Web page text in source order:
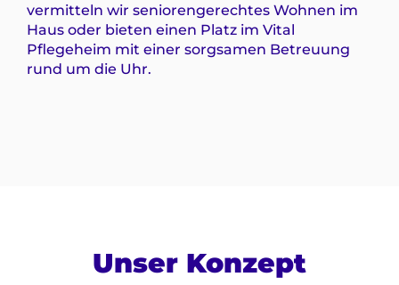
vermitteln wir seniorengerechtes Wohnen im
Haus oder bieten einen Platz im Vital
Pflegeheim mit einer sorgsamen Betreuung
rund um die Uhr.
Unser Konzept